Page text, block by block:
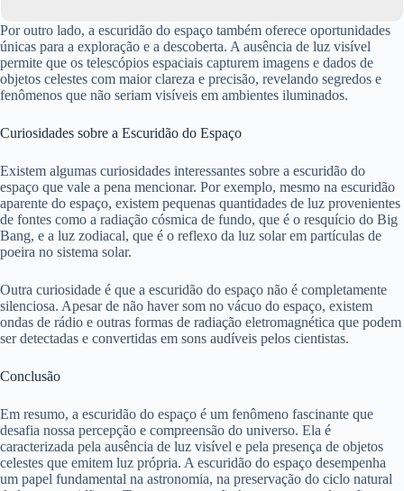
Por outro lado, a escuridão do espaço também oferece oportunidades
únicas para a exploração e a descoberta. A ausência de luz visível
permite que os telescópios espaciais capturem imagens e dados de
objetos celestes com maior clareza e precisão, revelando segredos e
fenômenos que não seriam visíveis em ambientes iluminados.
Curiosidades sobre a Escuridão do Espaço
Existem algumas curiosidades interessantes sobre a escuridão do
espaço que vale a pena mencionar. Por exemplo, mesmo na escuridão
aparente do espaço, existem pequenas quantidades de luz provenientes
de fontes como a radiação cósmica de fundo, que é o resquício do Big
Bang, e a luz zodiacal, que é o reflexo da luz solar em partículas de
poeira no sistema solar.
Outra curiosidade é que a escuridão do espaço não é completamente
silenciosa. Apesar de não haver som no vácuo do espaço, existem
ondas de rádio e outras formas de radiação eletromagnética que podem
ser detectadas e convertidas em sons audíveis pelos cientistas.
Conclusão
Em resumo, a escuridão do espaço é um fenômeno fascinante que
desafia nossa percepção e compreensão do universo. Ela é
caracterizada pela ausência de luz visível e pela presença de objetos
celestes que emitem luz própria. A escuridão do espaço desempenha
um papel fundamental na astronomia, na preservação do ciclo natural